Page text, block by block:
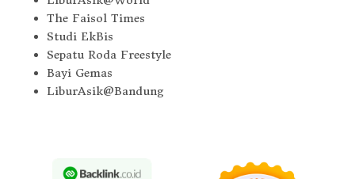
The Faisol Times
Studi EkBis
Sepatu Roda Freestyle
Bayi Gemas
LiburAsik@Bandung